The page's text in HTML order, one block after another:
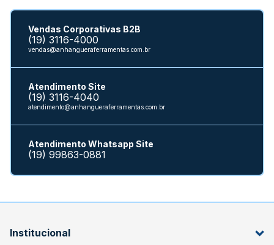
Vendas Corporativas B2B
(19) 3116-4000
vendas@anhangueraferramentas.com.br
Atendimento Site
(19) 3116-4040
atendimento@anhangueraferramentas.com.br
Atendimento Whatsapp Site
(19) 99863-0881
Institucional